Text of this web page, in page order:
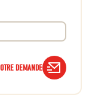
DEMANDE